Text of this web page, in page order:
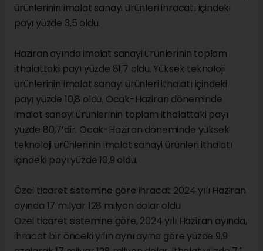
ürünlerinin imalat sanayi ürünleri ihracatı içindeki
payı yüzde 3,5 oldu.
Haziran ayında imalat sanayi ürünlerinin toplam
ithalattaki payı yüzde 81,7 oldu. Yüksek teknoloji
ürünlerinin imalat sanayi ürünleri ithalatı içindeki
payı yüzde 10,8 oldu. Ocak-Haziran döneminde
imalat sanayi ürünlerinin toplam ithalattaki payı
yüzde 80,7’dir. Ocak-Haziran döneminde yüksek
teknoloji ürünlerinin imalat sanayi ürünleri ithalatı
içindeki payı yüzde 10,9 oldu.
Özel ticaret sistemine göre ihracat 2024 yılı Haziran
ayında 17 milyar 128 milyon dolar oldu
Özel ticaret sistemine göre, 2024 yılı Haziran ayında,
ihracat bir önceki yılın aynı ayına göre yüzde 9,9